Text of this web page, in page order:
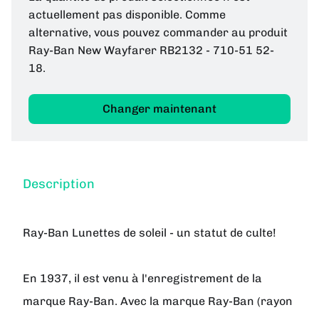
actuellement pas disponible. Comme
alternative, vous pouvez commander au produit
Ray-Ban New Wayfarer RB2132 - 710-51 52-
18.
Changer maintenant
Description
Ray-Ban Lunettes de soleil - un statut de culte!
En 1937, il est venu à l'enregistrement de la
marque Ray-Ban. Avec la marque Ray-Ban (rayon